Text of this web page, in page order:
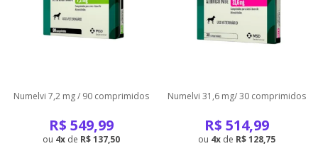
Numelvi 7,2 mg / 90 comprimidos
R$ 549,99
4 de R$ 137,50
Numelvi 31,6 mg/ 30 comprimidos
R$ 514,99
4 de R$ 128,75